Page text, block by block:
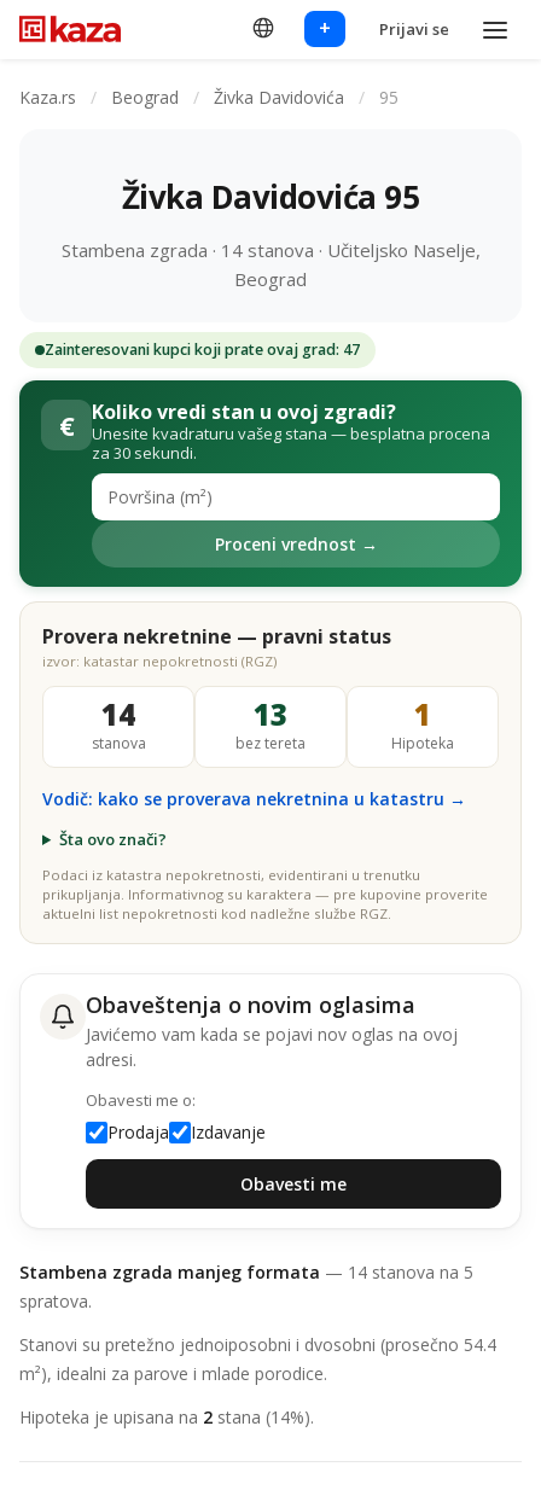
+ Prijavi se
Kaza.rs / Beograd / Živka Davidovića / 95
Živka Davidovića 95
Stambena zgrada · 14 stanova · Učiteljsko Naselje,
Beograd
Zainteresovani kupci koji prate ovaj grad: 47
€ Koliko vredi stan u ovoj zgradi?
Unesite kvadraturu vašeg stana — besplatna procena
za 30 sekundi.
Proceni vrednost →
Provera nekretnine — pravni status
izvor: katastar nepokretnosti (RGZ)
14
stanova
13
bez tereta
1
Hipoteka
Vodič: kako se proverava nekretnina u katastru →
Šta ovo znači?
Podaci iz katastra nepokretnosti, evidentirani u trenutku
prikupljanja. Informativnog su karaktera — pre kupovine proverite
aktuelni list nepokretnosti kod nadležne službe RGZ.
Obaveštenja o novim oglasima
Javićemo vam kada se pojavi nov oglas na ovoj
adresi.
Obavesti me o:
Prodaja Izdavanje
Obavesti me
Stambena zgrada manjeg formata — 14 stanova na 5
spratova.
Stanovi su pretežno jednoiposobni i dvosobni (prosečno 54.4
m²), idealni za parove i mlade porodice.
Hipoteka je upisana na 2 stana (14%).